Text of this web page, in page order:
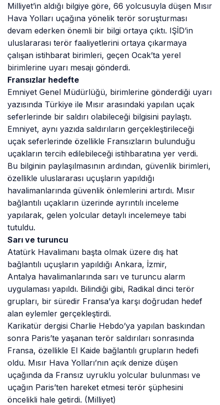
Milliyet’in aldığı bilgiye göre, 66 yolcusuyla düşen Mısır
Hava Yolları uçağına yönelik terör soruşturması
devam ederken önemli bir bilgi ortaya çıktı. IŞİD’in
uluslararası terör faaliyetlerini ortaya çıkarmaya
çalışan istihbarat birimleri, geçen Ocak’ta yerel
birimlerine uyarı mesajı gönderdi.
Fransızlar hedefte
Emniyet Genel Müdürlüğü, birimlerine gönderdiği uyarı
yazısında Türkiye ile Mısır arasındaki yapılan uçak
seferlerinde bir saldırı olabileceği bilgisini paylaştı.
Emniyet, aynı yazıda saldırıların gerçekleştirileceği
uçak seferlerinde özellikle Fransızların bulunduğu
uçakların tercih edilebileceği istihbaratına yer verdi.
Bu bilginin paylaşılmasının ardından, güvenlik birimleri,
özellikle uluslararası uçuşların yapıldığı
havalimanlarında güvenlik önlemlerini artırdı. Mısır
bağlantılı uçakların üzerinde ayrıntılı inceleme
yapılarak, gelen yolcular detaylı incelemeye tabi
tutuldu.
Sarı ve turuncu
Atatürk Havalimanı başta olmak üzere dış hat
bağlantılı uçuşların yapıldığı Ankara, İzmir,
Antalya havalimanlarında sarı ve turuncu alarm
uygulaması yapıldı. Bilindiği gibi, Radikal dinci terör
grupları, bir süredir Fransa’ya karşı doğrudan hedef
alan eylemler gerçekleştirdi.
Karikatür dergisi Charlie Hebdo’ya yapılan baskından
sonra Paris’te yaşanan terör saldırıları sonrasında
Fransa, özellikle El Kaide bağlantılı grupların hedefi
oldu. Mısır Hava Yolları’nın açık denize düşen
uçağında da Fransız uyruklu yolcular bulunması ve
uçağın Paris’ten hareket etmesi terör şüphesini
öncelikli hale getirdi. (Milliyet)